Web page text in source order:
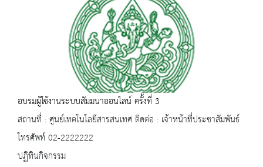
อบรมผู้ใช้งานระบบสัมมนาออนไลน์ ครั้งที่ 3
สถานที่ : ศูนย์เทคโนโลยีสารสนเทศ ติดต่อ : เจ้าหน้าที่ประชาสัมพันธ์
โทรศัพท์ 02-2222222
ปฏิทินกิจกรรม